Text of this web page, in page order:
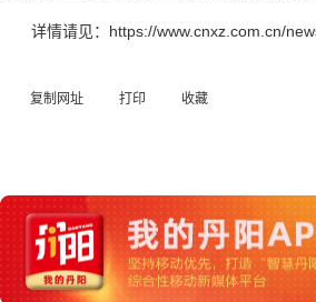
详情请见：https://www.cnxz.com.cn/
复制网址 打印 收藏